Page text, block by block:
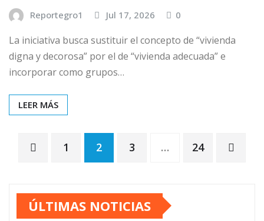
Reportegro1 Jul 17, 2026 0
La iniciativa busca sustituir el concepto de “vivienda
digna y decorosa” por el de “vivienda adecuada” e
incorporar como grupos…
LEER MÁS
Paginación
de
1 2 3 … 24
ÚLTIMAS NOTICIAS